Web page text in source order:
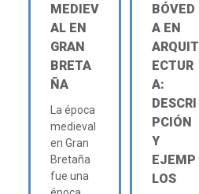
MEDIEV
AL EN
GRAN
BRETA
ÑA
La época
medieval
en Gran
Bretaña
fue una
BÓVED
A EN
ARQUIT
ECTUR
A:
DESCRI
PCIÓN
Y
EJEMP
LOS